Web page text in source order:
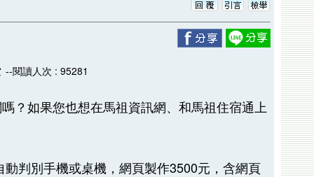
--閱讀人次 : 95281
？如果您也想在馬祖資訊網、和馬祖住宿通上
判別手機或桌機，網頁製作3500元，含網頁